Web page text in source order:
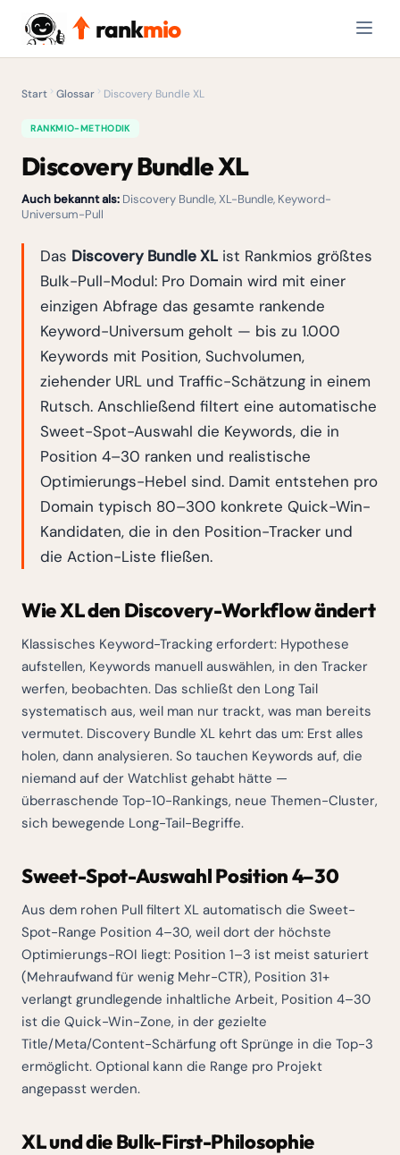
rankmio
Start Glossar Discovery Bundle XL
RANKMIO-METHODIK
Discovery Bundle XL
Auch bekannt als: Discovery Bundle, XL-Bundle, Keyword-
Universum-Pull
Das Discovery Bundle XL ist Rankmios größtes
Bulk-Pull-Modul: Pro Domain wird mit einer
einzigen Abfrage das gesamte rankende
Keyword-Universum geholt — bis zu 1.000
Keywords mit Position, Suchvolumen,
ziehender URL und Traffic-Schätzung in einem
Rutsch. Anschließend filtert eine automatische
Sweet-Spot-Auswahl die Keywords, die in
Position 4–30 ranken und realistische
Optimierungs-Hebel sind. Damit entstehen pro
Domain typisch 80–300 konkrete Quick-Win-
Kandidaten, die in den Position-Tracker und
die Action-Liste fließen.
Wie XL den Discovery-Workflow ändert
Klassisches Keyword-Tracking erfordert: Hypothese
aufstellen, Keywords manuell auswählen, in den Tracker
werfen, beobachten. Das schließt den Long Tail
systematisch aus, weil man nur trackt, was man bereits
vermutet. Discovery Bundle XL kehrt das um: Erst alles
holen, dann analysieren. So tauchen Keywords auf, die
niemand auf der Watchlist gehabt hätte —
überraschende Top-10-Rankings, neue Themen-Cluster,
sich bewegende Long-Tail-Begriffe.
Sweet-Spot-Auswahl Position 4–30
Aus dem rohen Pull filtert XL automatisch die Sweet-
Spot-Range Position 4–30, weil dort der höchste
Optimierungs-ROI liegt: Position 1–3 ist meist saturiert
(Mehraufwand für wenig Mehr-CTR), Position 31+
verlangt grundlegende inhaltliche Arbeit, Position 4–30
ist die Quick-Win-Zone, in der gezielte
Title/Meta/Content-Schärfung oft Sprünge in die Top-3
ermöglicht. Optional kann die Range pro Projekt
angepasst werden.
XL und die Bulk-First-Philosophie